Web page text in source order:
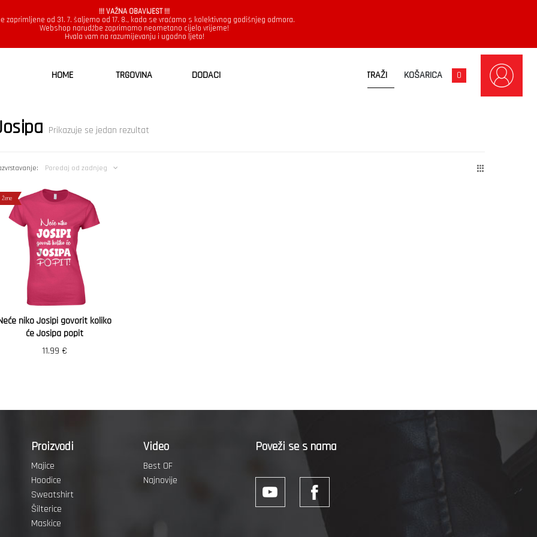
!!! VAŽNA OBAVIJEST !!!
zaprimljene od 31. 7. šaljemo od 17. 8., kada se vraćamo s kolektivnog godišnjeg odmora.
Webshop narudžbe zaprimamo neometano cijelo vrijeme!
Hvala vam na razumijevanju i ugodno ljeto!
HOME TRGOVINA DODACI KOŠARICA 0
Prikazuje se jedan rezultat
Poredaj od zadnjeg
Žene
niko Josipi govorit koliko
će Josipa popit
11.99 €
Proizvodi
Majice
Hoodice
Sweatshirt
Šilterice
Maskice
Video
Best OF
Najnovije
Poveži se s nama